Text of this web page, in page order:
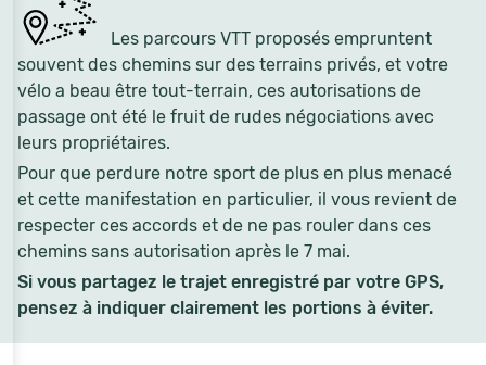
Les parcours VTT proposés empruntent
souvent des chemins sur des terrains privés, et votre
vélo a beau être tout-terrain, ces autorisations de
passage ont été le fruit de rudes négociations avec
leurs propriétaires.
Pour que perdure notre sport de plus en plus menacé
et cette manifestation en particulier, il vous revient de
respecter ces accords et de ne pas rouler dans ces
chemins sans autorisation après le 7 mai.
Si vous partagez le trajet enregistré par votre GPS,
pensez à indiquer clairement les portions à éviter.